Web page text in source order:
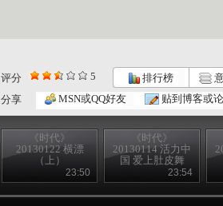
评分 5 排行榜
分享
MSN或QQ好友 贴到博客或
《时代》
20130122 横漂
（上）
23:50
《时代》
20130114 活力中
国 爱上肚皮舞
23:54